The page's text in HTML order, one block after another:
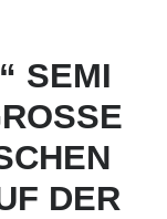
SEMI
A
D
DER L